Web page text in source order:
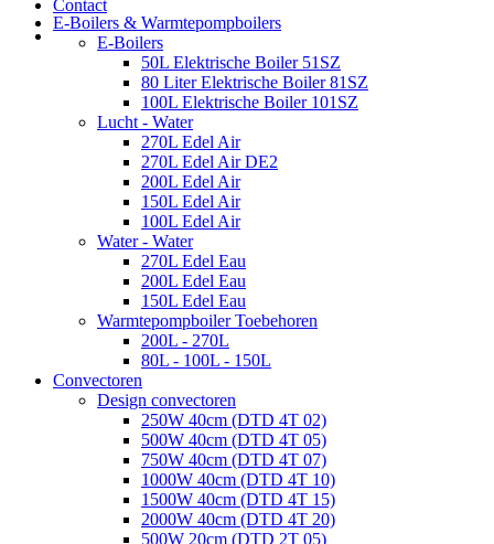
Contact
E-Boilers & Warmtepompboilers
E-Boilers
50L Elektrische Boiler 51SZ
80 Liter Elektrische Boiler 81SZ
100L Elektrische Boiler 101SZ
Lucht - Water
270L Edel Air
270L Edel Air DE2
200L Edel Air
150L Edel Air
100L Edel Air
Water - Water
270L Edel Eau
200L Edel Eau
150L Edel Eau
Warmtepompboiler Toebehoren
200L - 270L
80L - 100L - 150L
Convectoren
Design convectoren
250W 40cm (DTD 4T 02)
500W 40cm (DTD 4T 05)
750W 40cm (DTD 4T 07)
1000W 40cm (DTD 4T 10)
1500W 40cm (DTD 4T 15)
2000W 40cm (DTD 4T 20)
500W 20cm (DTD 2T 05)